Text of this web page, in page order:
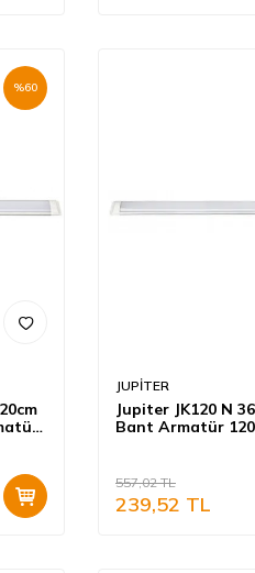
%60
JUPİTER
Jupiter JK120 N
Bant Armatür
557,02TL
239,52 TL